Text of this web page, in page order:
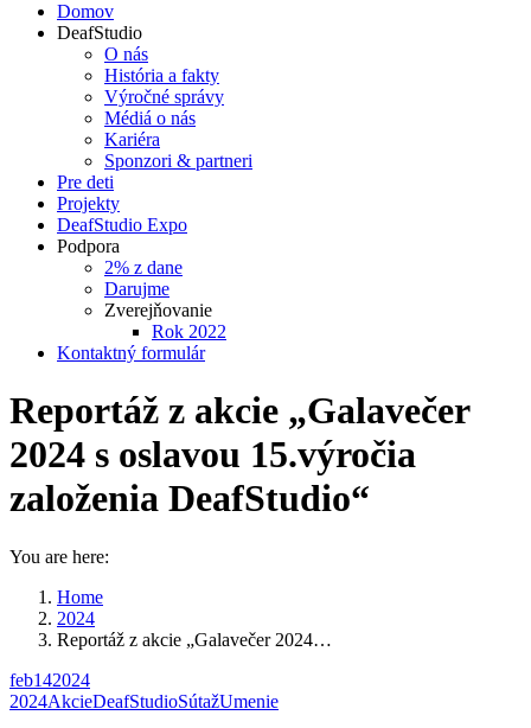
Domov
DeafStudio
O nás
História a fakty
Výročné správy
Médiá o nás
Kariéra
Sponzori & partneri
Pre deti
Projekty
DeafStudio Expo
Podpora
2% z dane
Darujme
Zverejňovanie
Rok 2022
Kontaktný formulár
Reportáž z akcie „Galavečer
2024 s oslavou 15.výročia
založenia DeafStudio“
You are here:
Home
2024
Reportáž z akcie „Galavečer 2024…
feb142024
2024AkcieDeafStudioSútažUmenie